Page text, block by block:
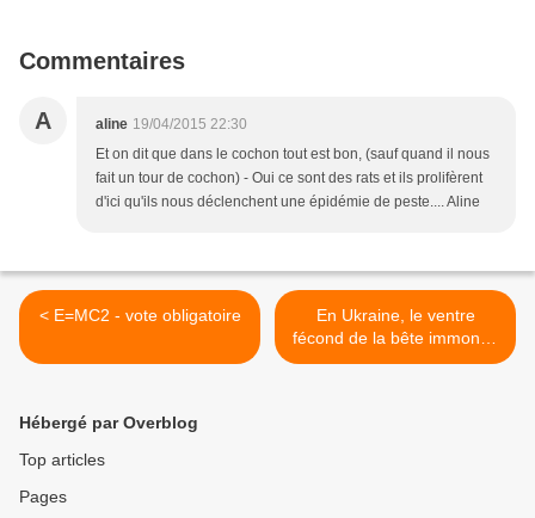
Commentaires
A aline 19/04/2015 22:30
Et on dit que dans le cochon tout est bon, (sauf quand il nous
fait un tour de cochon) - Oui ce sont des rats et ils prolifèrent
d'ici qu'ils nous déclenchent une épidémie de peste.... Aline
< E=MC2 - vote obligatoire
En Ukraine, le ventre
fécond de la bête immonde
>
Hébergé par Overblog
Top articles
Pages